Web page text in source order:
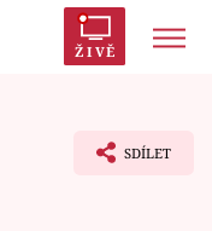
ŽIVĚ
SDÍLET